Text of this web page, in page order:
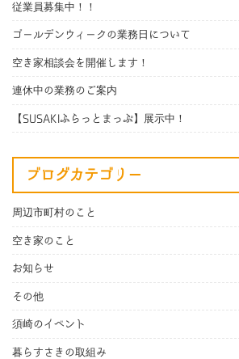
従業員募集中！！
ゴールデンウィークの業務日について
空き家相談会を開催します！
連休中の業務のご案内
【SUSAKIふらっとまっぷ】展示中！
ブログカテゴリー
周辺市町村のこと
空き家のこと
お知らせ
その他
須崎のイベント
暮らすさきの取組み